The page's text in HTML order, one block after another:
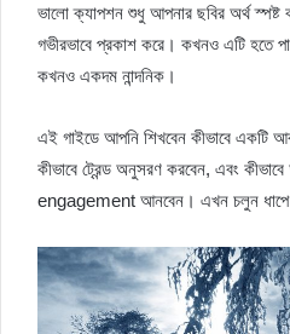
ভালো ক্যাপশন শুধু আপনার ছবির অর্থ
গভীরভাবে প্রকাশ করে। কখনও এটি হতে
কখনও একদম নান্দনিক।
এই গাইডে আপনি শিখবেন কীভাবে একটি
কীভাবে ট্রেন্ড অনুসরণ করবেন, এবং
engagement আনবেন। এখন চলুন ধাপে